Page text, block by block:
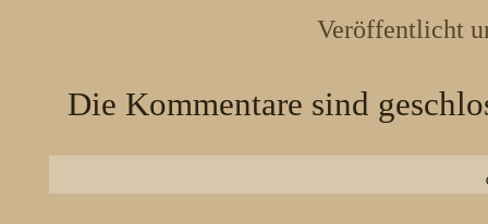
Veröffentlicht
Die Kommentare sind